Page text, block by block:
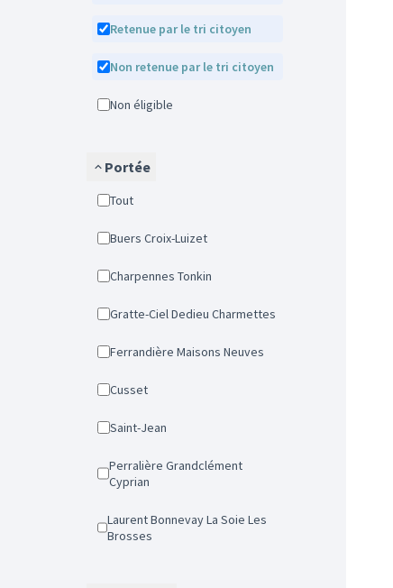
Retenue par le tri citoyen
Non retenue par le tri citoyen
Non éligible
Portée
Tout
Buers Croix-Luizet
Charpennes Tonkin
Gratte-Ciel Dedieu Charmettes
Ferrandière Maisons Neuves
Cusset
Saint-Jean
Perralière Grandclément
Cyprian
Laurent Bonnevay La Soie Les
Brosses